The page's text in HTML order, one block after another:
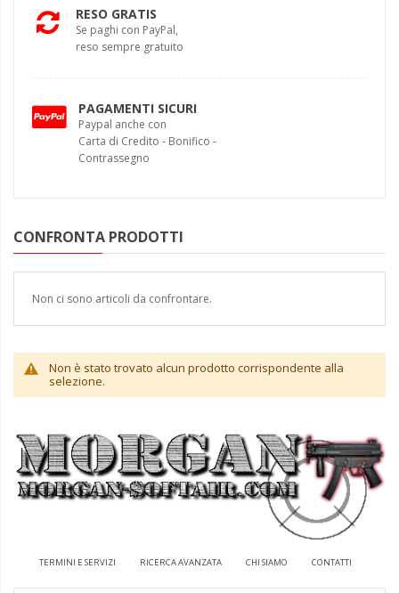
RESO GRATIS
Se paghi con PayPal,
reso sempre gratuito
PAGAMENTI SICURI
Paypal anche con
Carta di Credito - Bonifico -
Contrassegno
CONFRONTA PRODOTTI
Non ci sono articoli da confrontare.
Non è stato trovato alcun prodotto corrispondente alla
selezione.
TERMINI E SERVIZI RICERCA AVANZATA CHI SIAMO CONTATTI